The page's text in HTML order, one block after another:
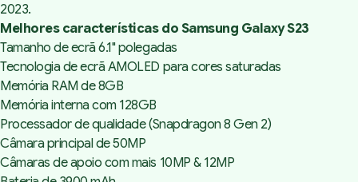
2023.
Melhores características do Samsung Galaxy S23
Tamanho de ecrã 6.1" polegadas
Tecnologia de ecrã AMOLED para cores saturadas
Memória RAM de 8GB
Memória interna com 128GB
Processador de qualidade (Snapdragon 8 Gen 2)
Câmara principal de 50MP
Câmaras de apoio com mais 10MP & 12MP